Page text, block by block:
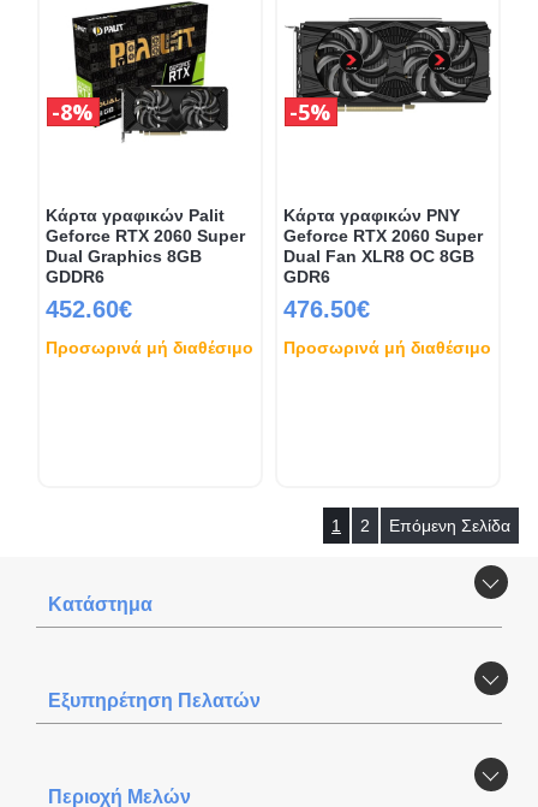
Κάρτα γραφικών Palit
Geforce RTX 2060 Super
Dual Graphics 8GB
GDDR6
452.60€
8%
Προσωρινά μή διαθέσιμο
Κάρτα γραφικών PNY
Geforce RTX 2060 Super
Dual Fan XLR8 OC 8GB
GDR6
476.50€
5%
Προσωρινά μή διαθέσιμο
1 2 Επόμενη Σελίδα
Κατάστημα
Εξυπηρέτηση Πελατών
Περιοχή Mελών